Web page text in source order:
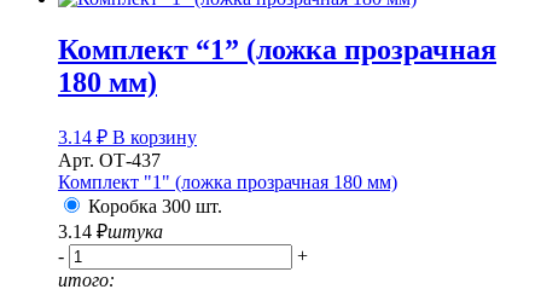
Комплект “1” (ложка прозрачная
180 мм)
3.14 ₽ В корзину
Арт. ОТ-437
Комплект "1" (ложка прозрачная 180 мм)
Коробка 300 шт.
3.14 ₽штука
-
+
итого: